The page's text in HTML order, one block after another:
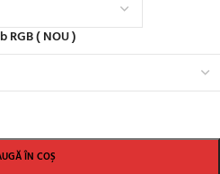
RGB ( NOU )
ÎN COȘ